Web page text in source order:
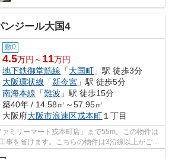
ンジール大国4
敷0
4.5万円～ 11万円
地下鉄御堂筋線 「大国町 」駅 徒歩3分
大阪環状線 「新今宮 」駅 徒歩5分
南海本線 「難波 」駅 徒歩15分
築40年 / 14.58㎡～57.95㎡
大阪府大阪市浪速区戎本町 １丁目
ミリーマート戎本町店」まで55m。この物件は
事を省けます。こちらの物件は3沿線以上がご利
時間OKの物...